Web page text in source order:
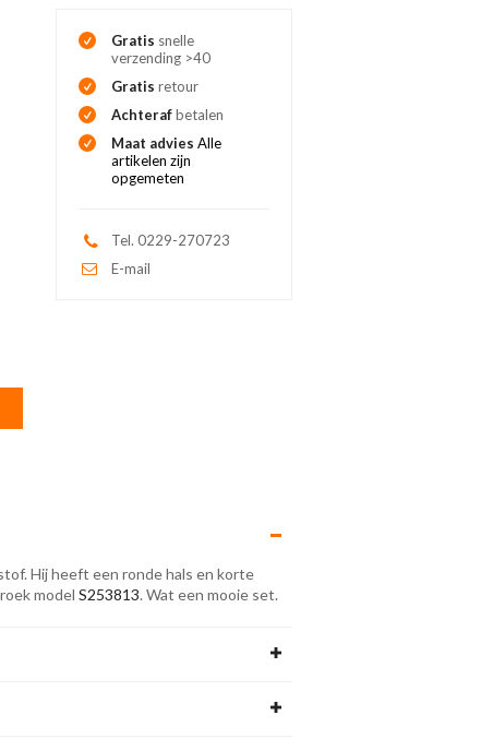
Gratis snelle
verzending >40
Gratis retour
Achterafbetalen
Maat adviesAlle
artikelen zijn
opgemeten
Tel. 0229-270723
E-mail
Hij heeft een ronde hals en korte
modelS253813. Wat een mooie set.